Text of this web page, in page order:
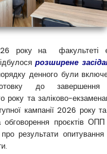
року на факультеті
розширене
денного були
до завершення
року та заліково-
кампанії 2026 року
обговорення проєктів
результати опитування